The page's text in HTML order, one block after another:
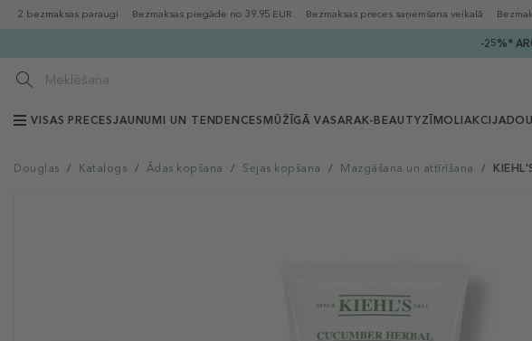
2 bezmaksas paraugi Bezmaksas piegāde no 39.95 EUR Bezmaksas preces saņemšana veikalā
-25%*
VISAS PRECESJAUNUMI UN TENDENCES MŪŽĪGĀ VASARAK-BEAUTYZĪMOLIAKCIJA
Douglas / Katalogs / Ādas kopšana / Sejas kopšana / Mazgāšana un attīrīšana /